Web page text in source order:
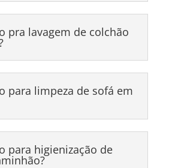
pra lavagem de colchão
para limpeza de sofá em
para higienização de